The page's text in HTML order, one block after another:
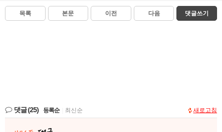
목록 본문 이전 다음 댓글쓰기
댓글(25) 등록순 최신순 새로고침